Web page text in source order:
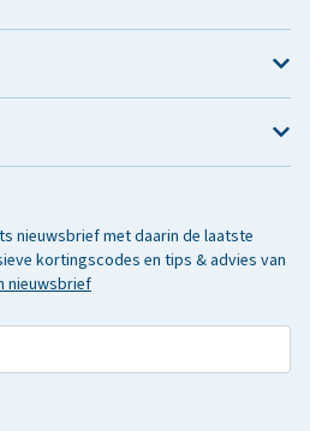
nieuwsbrief met daarin de laatste
kortingscodes en tips & advies van
nieuwsbrief